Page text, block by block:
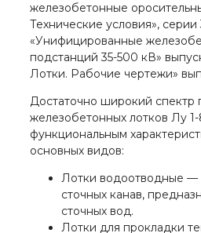
железобетонные
Технические условия», серии
«Унифицированные
подстанций 35-500 кВ»
Лотки. Рабочие чертежи»
Достаточно широкий спектр
железобетонных лотков Лу
функциональным
основных видов:
Лотки водоотводные —
сточных канав,
сточных вод.
Лотки для прокладки